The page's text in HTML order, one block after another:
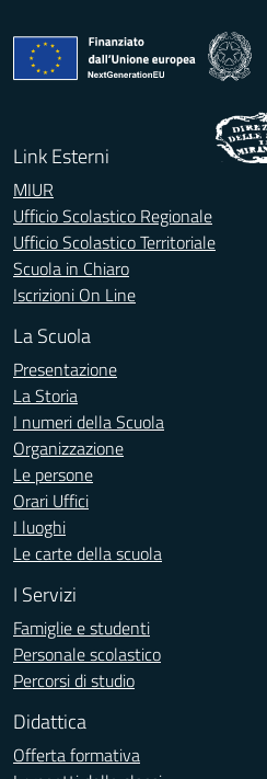
Link Esterni
MIUR
Ufficio Scolastico Regionale
Ufficio Scolastico Territoriale
Scuola in Chiaro
Iscrizioni On Line
La Scuola
Presentazione
La Storia
I numeri della Scuola
Organizzazione
Le persone
Orari Uffici
I luoghi
Le carte della scuola
I Servizi
Famiglie e studenti
Personale scolastico
Percorsi di studio
Didattica
Offerta formativa